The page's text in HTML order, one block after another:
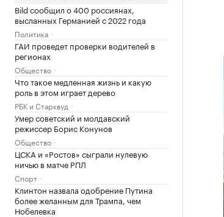
Bild сообщил о 400 россиянах,
высланных Германией с 2022 года
Политика
ГАИ проведет проверки водителей в
регионах
Общество
Что такое медленная жизнь и какую
роль в этом играет дерево
РБК и Старквуд
Умер советский и молдавский
режиссер Борис Конунов
Общество
ЦСКА и «Ростов» сыграли нулевую
ничью в матче РПЛ
Спорт
Клинтон назвала одобрение Путина
более желанным для Трампа, чем
Нобелевка